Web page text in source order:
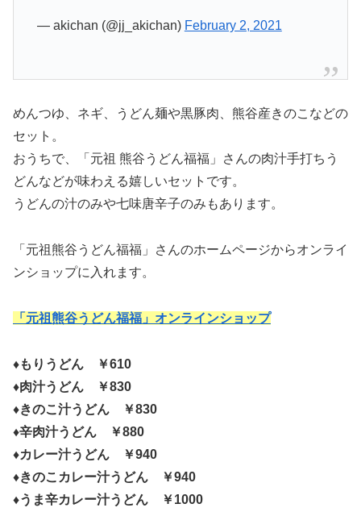
— akichan (@jj_akichan) February 2, 2021
めんつゆ、ネギ、うどん麺や黒豚肉、熊谷産きのこなどの
セット。
おうちで、「元祖 熊谷うどん福福」さんの肉汁手打ちう
どんなどが味わえる嬉しいセットです。
うどんの汁のみや七味唐辛子のみもあります。
「元祖熊谷うどん福福」さんのホームページからオンライ
ンショップに入れます。
「元祖熊谷うどん福福」オンラインショップ
♦もりうどん ￥610
♦肉汁うどん ￥830
♦きのこ汁うどん ￥830
♦辛肉汁うどん ￥880
♦カレー汁うどん ￥940
♦きのこカレー汁うどん ￥940
♦うま辛カレー汁うどん ￥1000